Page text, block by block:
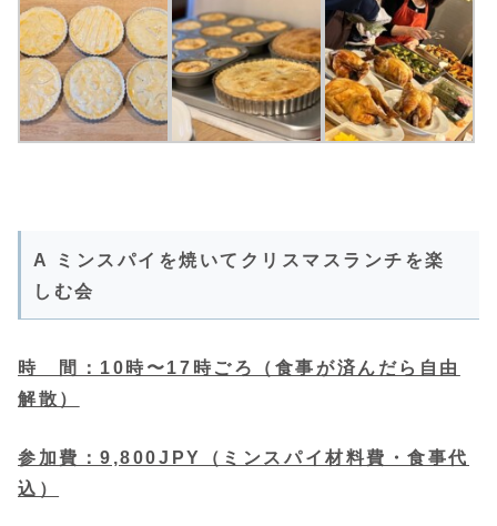
A ミンスパイを焼いてクリスマスランチを楽
しむ会
時 間：10時〜17時ごろ（食事が済んだら自由
解散）
参加費：9,800JPY（ミンスパイ材料費・食事代
込）